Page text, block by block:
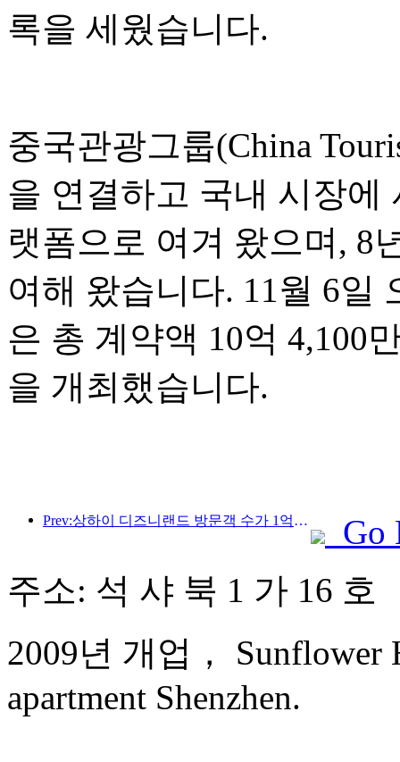
록을 세웠습니다.
중국관광그룹(China
을 연결하고 국내 시장에
랫폼으로 여겨 왔으며, 8
여해 왔습니다. 11월 6일
은 총 계약액 10억 4,100
을 개최했습니다.
Prev:상하이 디즈니랜드 방문객 수가 1억 명을 돌파하면서, 4번째 테마호텔이 확장됩니다.
Go
주소: 석 샤 북 1 가 16 호
2009년 개업， Sunflower
apartment Shenzhen.